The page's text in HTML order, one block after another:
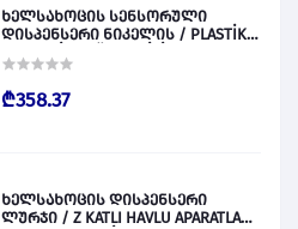
ხელსახოცის სენსორული
დისპენსერი ნიკელის / PLASTİK
028830
₾358.37
ხელსახოცის დისპენსერი
ლურჯი / Z KATLI HAVLU APARATLARI